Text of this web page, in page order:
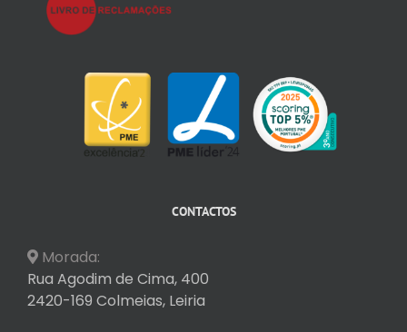
CONTACTOS
Morada:
Rua Agodim de Cima, 400
2420-169 Colmeias, Leiria